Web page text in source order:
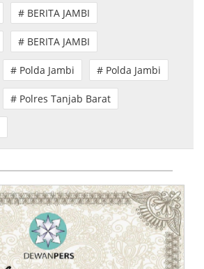
# BERITA JAMBI
# BERITA JAMBI
# Polda Jambi # Polda Jambi
# Polres Tanjab Barat